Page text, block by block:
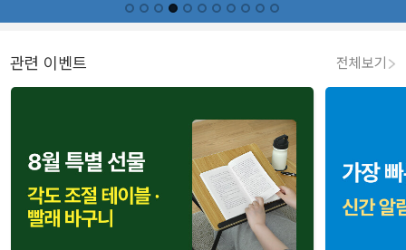
관련 이벤트 전체보기